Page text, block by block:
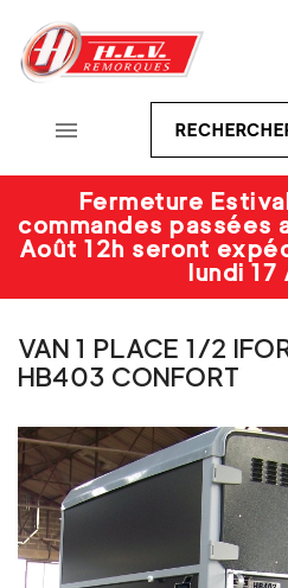

Fermeture
commandes passées
Août 12h seront
lundi
VAN 1 PLACE 1/2
HB403 CONFORT